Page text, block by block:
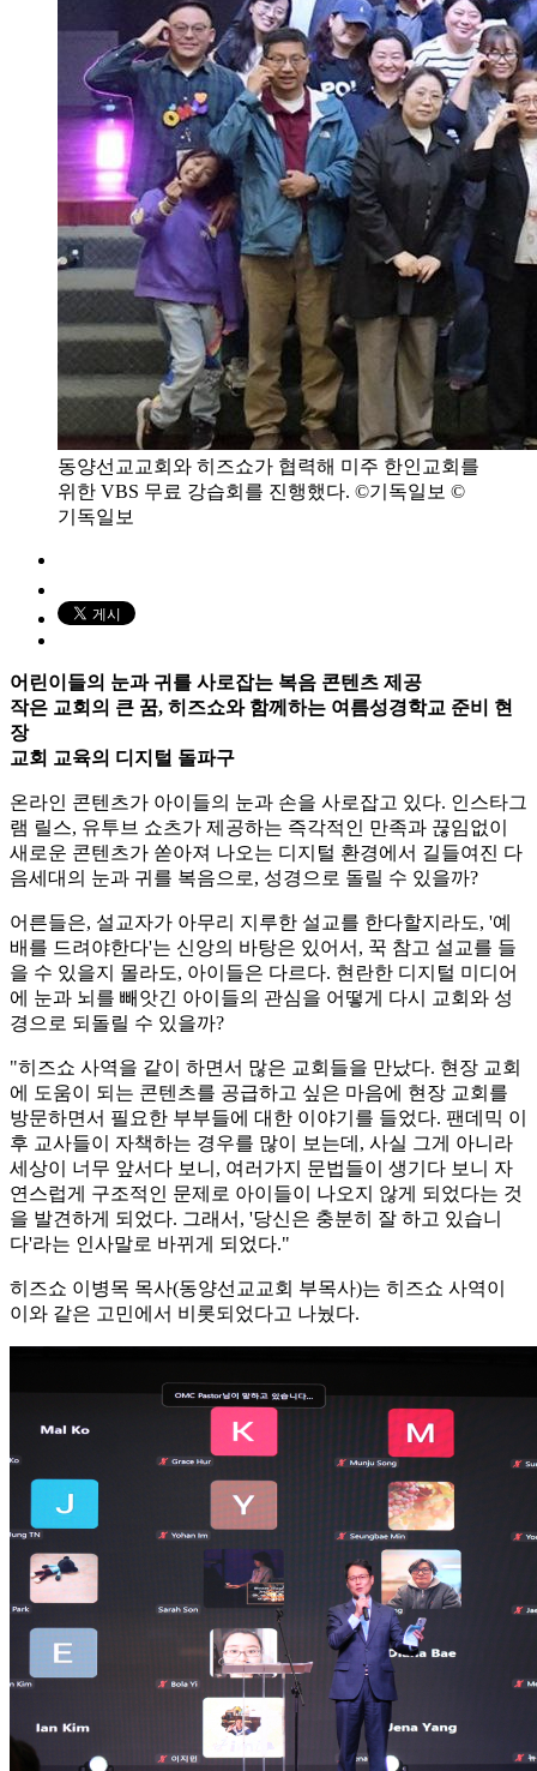
동양선교교회와 히즈쇼가 협력해 미주 한인교회를
위한 VBS 무료 강습회를 진행했다. ©기독일보 ©
기독일보
어린이들의 눈과 귀를 사로잡는 복음 콘텐츠 제공
작은 교회의 큰 꿈, 히즈쇼와 함께하는 여름성경학교 준비 현
장
교회 교육의 디지털 돌파구
온라인 콘텐츠가 아이들의 눈과 손을 사로잡고 있다. 인스타그
램 릴스, 유투브 쇼츠가 제공하는 즉각적인 만족과 끊임없이
새로운 콘텐츠가 쏟아져 나오는 디지털 환경에서 길들여진 다
음세대의 눈과 귀를 복음으로, 성경으로 돌릴 수 있을까?
어른들은, 설교자가 아무리 지루한 설교를 한다할지라도, '예
배를 드려야한다'는 신앙의 바탕은 있어서, 꾹 참고 설교를 들
을 수 있을지 몰라도, 아이들은 다르다. 현란한 디지털 미디어
에 눈과 뇌를 빼앗긴 아이들의 관심을 어떻게 다시 교회와 성
경으로 되돌릴 수 있을까?
"히즈쇼 사역을 같이 하면서 많은 교회들을 만났다. 현장 교회
에 도움이 되는 콘텐츠를 공급하고 싶은 마음에 현장 교회를
방문하면서 필요한 부부들에 대한 이야기를 들었다. 팬데믹 이
후 교사들이 자책하는 경우를 많이 보는데, 사실 그게 아니라
세상이 너무 앞서다 보니, 여러가지 문법들이 생기다 보니 자
연스럽게 구조적인 문제로 아이들이 나오지 않게 되었다는 것
을 발견하게 되었다. 그래서, '당신은 충분히 잘 하고 있습니
다'라는 인사말로 바뀌게 되었다."
히즈쇼 이병목 목사(동양선교교회 부목사)는 히즈쇼 사역이
이와 같은 고민에서 비롯되었다고 나눴다.